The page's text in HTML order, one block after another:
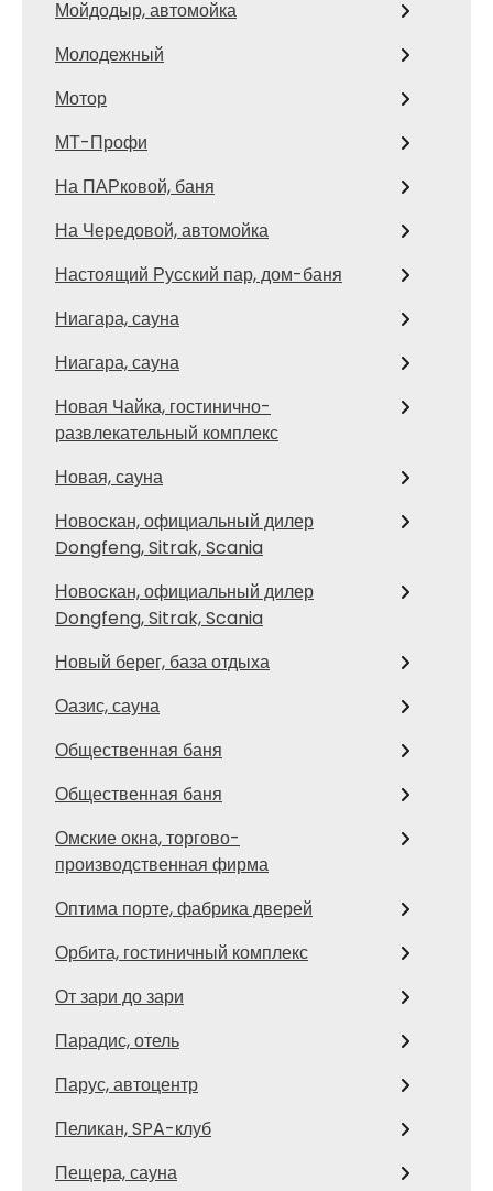
Мойдодыр, автомойка
Молодежный
Мотор
МТ-Профи
На ПАРковой, баня
На Чередовой, автомойка
Настоящий Русский пар, дом-баня
Ниагара, сауна
Ниагара, сауна
Новая Чайка, гостинично-
развлекательный комплекс
Новая, сауна
Новоcкан, официальный дилер
Dongfeng, Sitrak, Scania
Новоcкан, официальный дилер
Dongfeng, Sitrak, Scania
Новый берег, база отдыха
Оазис, сауна
Общественная баня
Общественная баня
Омские окна, торгово-
производственная фирма
Оптима порте, фабрика дверей
Орбита, гостиничный комплекс
От зари до зари
Парадис, отель
Парус, автоцентр
Пеликан, SPA-клуб
Пещера, сауна